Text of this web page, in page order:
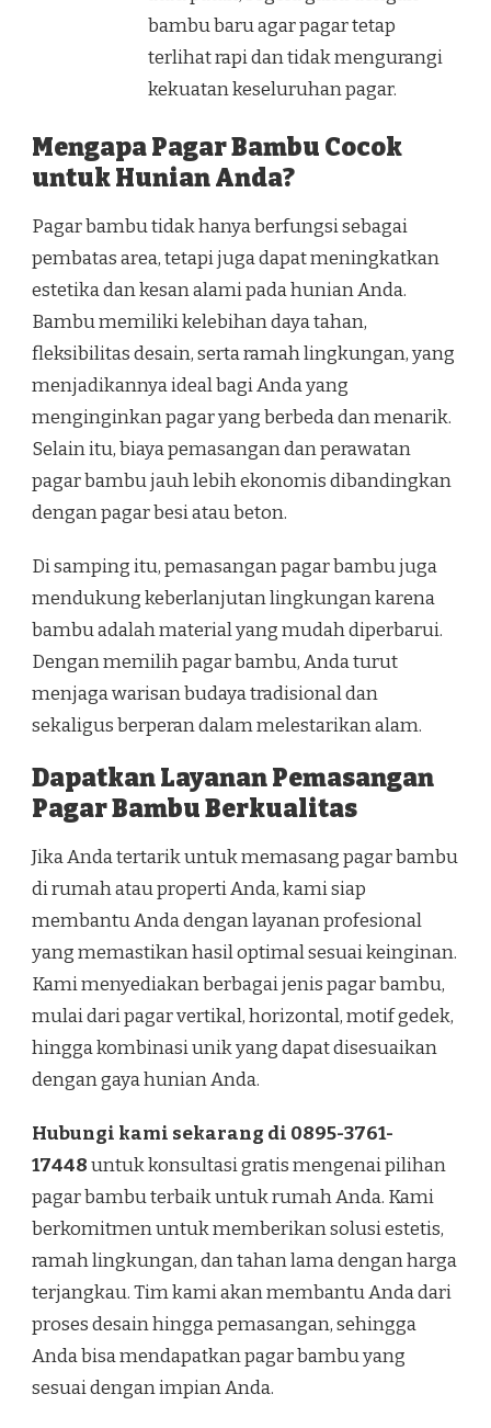
bambu baru agar pagar tetap
terlihat rapi dan tidak mengurangi
kekuatan keseluruhan pagar.
Mengapa Pagar Bambu Cocok
untuk Hunian Anda?
Pagar bambu tidak hanya berfungsi sebagai
pembatas area, tetapi juga dapat meningkatkan
estetika dan kesan alami pada hunian Anda.
Bambu memiliki kelebihan daya tahan,
fleksibilitas desain, serta ramah lingkungan, yang
menjadikannya ideal bagi Anda yang
menginginkan pagar yang berbeda dan menarik.
Selain itu, biaya pemasangan dan perawatan
pagar bambu jauh lebih ekonomis dibandingkan
dengan pagar besi atau beton.
Di samping itu, pemasangan pagar bambu juga
mendukung keberlanjutan lingkungan karena
bambu adalah material yang mudah diperbarui.
Dengan memilih pagar bambu, Anda turut
menjaga warisan budaya tradisional dan
sekaligus berperan dalam melestarikan alam.
Dapatkan Layanan Pemasangan
Pagar Bambu Berkualitas
Jika Anda tertarik untuk memasang pagar bambu
di rumah atau properti Anda, kami siap
membantu Anda dengan layanan profesional
yang memastikan hasil optimal sesuai keinginan.
Kami menyediakan berbagai jenis pagar bambu,
mulai dari pagar vertikal, horizontal, motif gedek,
hingga kombinasi unik yang dapat disesuaikan
dengan gaya hunian Anda.
Hubungi kami sekarang di 0895-3761-
17448untuk konsultasi gratis mengenai pilihan
pagar bambu terbaik untuk rumah Anda. Kami
berkomitmen untuk memberikan solusi estetis,
ramah lingkungan, dan tahan lama dengan harga
terjangkau. Tim kami akan membantu Anda dari
proses desain hingga pemasangan, sehingga
Anda bisa mendapatkan pagar bambu yang
sesuai dengan impian Anda.